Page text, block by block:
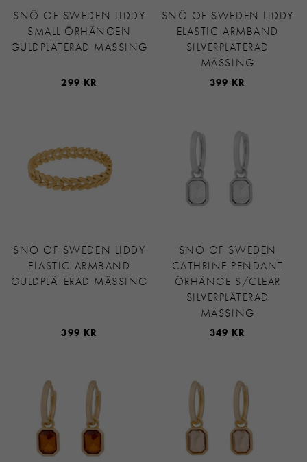
SNÖ OF SWEDEN LIDDY
SMALL ÖRHÄNGEN
GULDPLÄTERAD MÄSSING
299 KR
SNÖ OF SWEDEN LIDDY
ELASTIC ARMBAND
SILVERPLÄTERAD
MÄSSING
399 KR
SNÖ OF SWEDEN LIDDY
ELASTIC ARMBAND
GULDPLÄTERAD MÄSSING
399 KR
SNÖ OF SWEDEN
CATHRINE PENDANT
ÖRHÄNGE S/CLEAR
SILVERPLÄTERAD
MÄSSING
349 KR